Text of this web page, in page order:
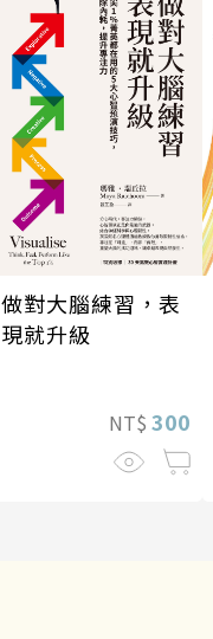
做對大腦練習，表
現就升級
NT$ 300